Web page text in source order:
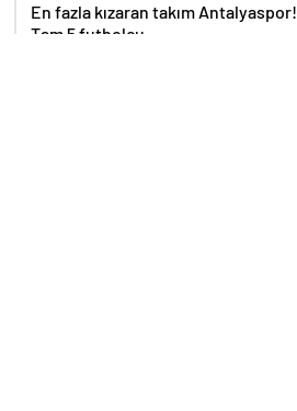
En fazla kızaran takım Antalyaspor!
Tam 5 futbolcu….